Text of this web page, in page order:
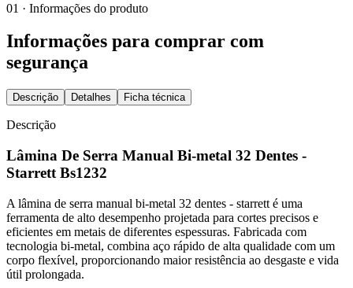
01 · Informações do produto
Informações para comprar com
segurança
Descrição Detalhes Ficha técnica
Descrição
Lâmina De Serra Manual Bi-metal 32 Dentes -
Starrett Bs1232
A lâmina de serra manual bi-metal 32 dentes - starrett é uma
ferramenta de alto desempenho projetada para cortes precisos e
eficientes em metais de diferentes espessuras. Fabricada com
tecnologia bi-metal, combina aço rápido de alta qualidade com um
corpo flexível, proporcionando maior resistência ao desgaste e vida
útil prolongada.